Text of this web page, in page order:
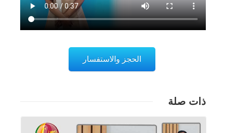
الحجز والاستفسار
ذات صلة